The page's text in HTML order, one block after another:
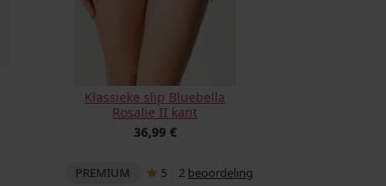
Klassieke slip Bluebella
Rosalie II kant
36,99 €
PREMIUM 5 2 beoordeling